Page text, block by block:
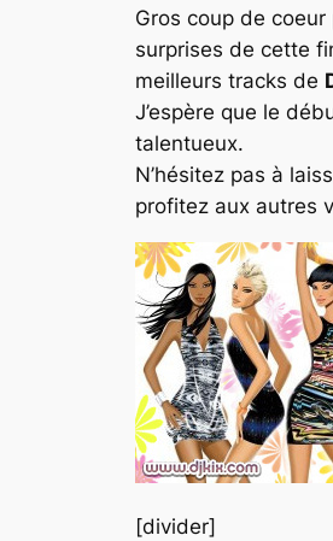
Gros coup de
surprises de cette
meilleurs tracks de
J’espère que le
talentueux.
N’hésitez pas à
profitez aux autres
[divider]